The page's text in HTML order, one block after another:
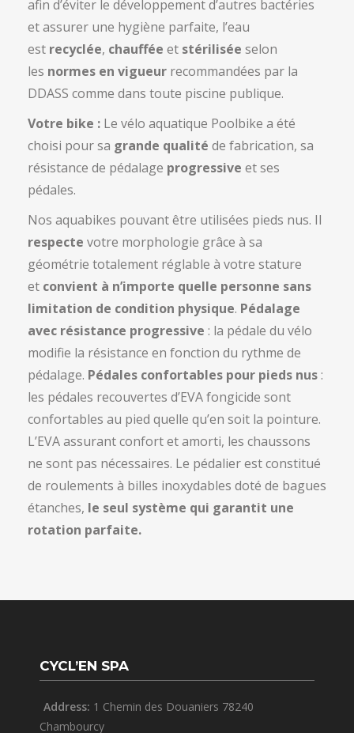
afin d’éviter le développement d’autres bactéries
et assurer une hygiène parfaite, l’eau
est recyclée, chauffée et stérilisée selon
les normes en vigueur recommandées par la
DDASS comme dans toute piscine publique.
Votre bike : Le vélo aquatique Poolbike a été
choisi pour sa grande qualité de fabrication, sa
résistance de pédalage progressive et ses
pédales.
Nos aquabikes pouvant être utilisées pieds nus. Il
respecte votre morphologie grâce à sa
géométrie totalement réglable à votre stature
et convient à n’importe quelle personne sans
limitation de condition physique. Pédalage
avec résistance progressive : la pédale du vélo
modifie la résistance en fonction du rythme de
pédalage. Pédales confortables pour pieds nus :
les pédales recouvertes d’EVA fongicide sont
confortables au pied quelle qu’en soit la pointure.
L’EVA assurant confort et amorti, les chaussons
ne sont pas nécessaires. Le pédalier est constitué
de roulements à billes inoxydables doté de bagues
étanches, le seul système qui garantit une
rotation parfaite.
CYCL’EN SPA
Address: 1 Chemin des Douaniers 78240
Chambourcy